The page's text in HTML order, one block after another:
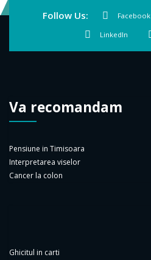
Follow Us: Facebook
LinkedIn
Va recomandam
Pensiune in Timisoara
Interpretarea viselor
Cancer la colon
Ghicitul in carti